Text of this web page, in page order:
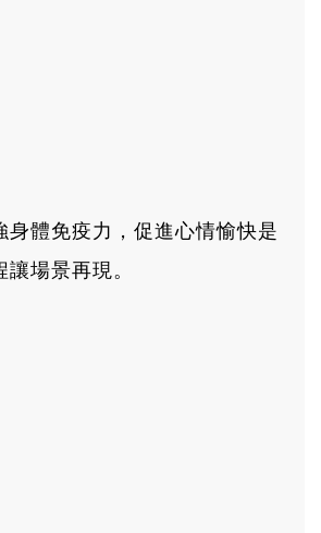
體免疫力，促進心情愉快是
場景再現。